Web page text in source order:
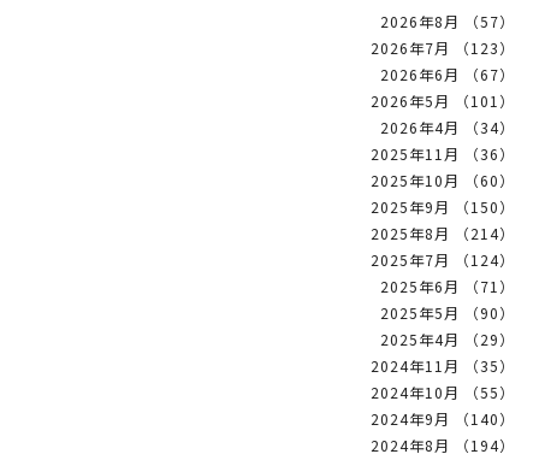
2026年8月 （57）
2026年7月 （123）
2026年6月 （67）
2026年5月 （101）
2026年4月 （34）
2025年11月 （36）
2025年10月 （60）
2025年9月 （150）
2025年8月 （214）
2025年7月 （124）
2025年6月 （71）
2025年5月 （90）
2025年4月 （29）
2024年11月 （35）
2024年10月 （55）
2024年9月 （140）
2024年8月 （194）